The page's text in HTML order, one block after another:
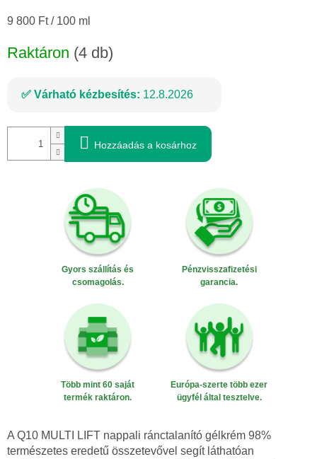
Egységár:
9 800 Ft / 100 ml
Raktáron (4 db)
Várható kézbesítés: 12.8.2026
Hozzáadás a kosárhoz
Gyors szállítás és
csomagolás.
Pénzvisszafizetési
garancia.
Több mint 60 saját
termék raktáron.
Európa-szerte több ezer
ügyfél által tesztelve.
A Q10 MULTI LIFT nappali ránctalanító gélkrém 98%
természetes eredetű összetevővel segít láthatóan